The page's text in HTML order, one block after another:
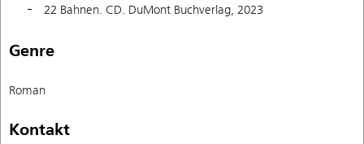
22 Bahnen. CD. DuMont Buchverlag, 2023
Genre
Roman
Kontakt